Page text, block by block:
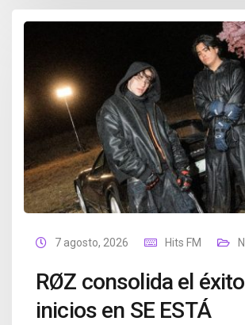
7 agosto, 2026 Hits FM
RØZ consolida el
inicios en SE ESTÁ